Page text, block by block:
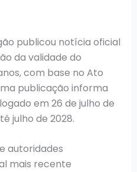
publicou notícia oficial
da validade do
com base no Ato
publicação informa
em 26 de julho de
julho de 2028.
autoridades
mais recente